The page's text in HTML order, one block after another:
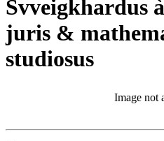
Svveigkhardus
juris &
studiosus
Image not